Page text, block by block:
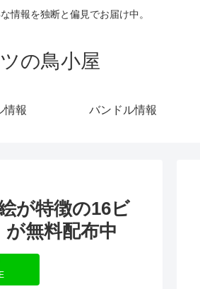
情報を独断と偏見でお届け中。
の鳥小屋
情報 バンドル情報
が特徴の16ビ
無料配布中